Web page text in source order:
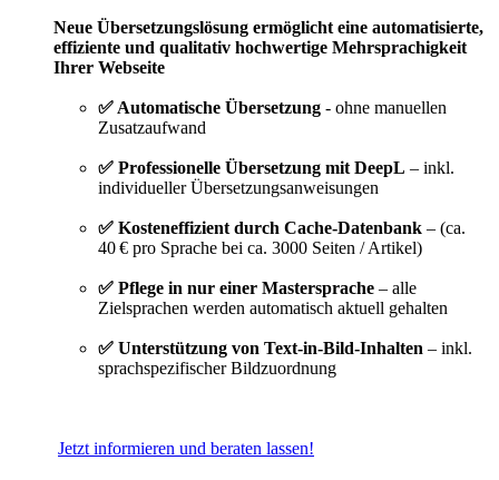
Neue Übersetzungslösung ermöglicht eine automatisierte,
effiziente und qualitativ hochwertige Mehrsprachigkeit
Ihrer Webseite
✅ Automatische Übersetzung - ohne manuellen
Zusatzaufwand
✅ Professionelle Übersetzung mit DeepL – inkl.
individueller Übersetzungsanweisungen
✅ Kosteneffizient durch Cache‑Datenbank – (ca.
40 € pro Sprache bei ca. 3000 Seiten / Artikel)
✅ Pflege in nur einer Mastersprache – alle
Zielsprachen werden automatisch aktuell gehalten
✅ Unterstützung von Text‑in‑Bild‑Inhalten – inkl.
sprachspezifischer Bildzuordnung
Jetzt informieren und beraten lassen!